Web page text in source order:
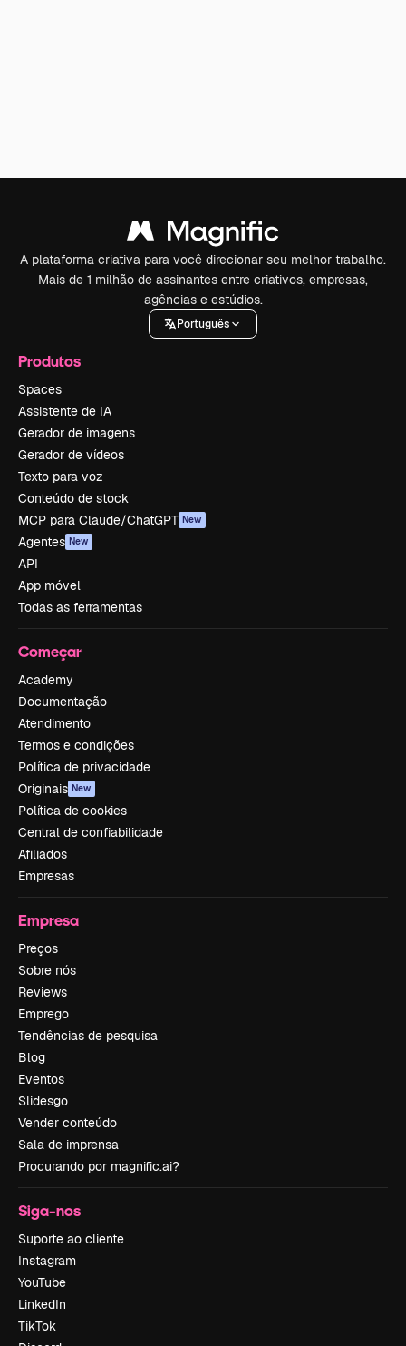
A plataforma criativa para você direcionar seu melhor trabalho.
Mais de 1 milhão de assinantes entre criativos, empresas,
agências e estúdios.
Português
Produtos
Spaces
Assistente de IA
Gerador de imagens
Gerador de vídeos
Texto para voz
Conteúdo de stock
MCP para Claude/ChatGPT New
Agentes New
API
App móvel
Todas as ferramentas
Começar
Academy
Documentação
Atendimento
Termos e condições
Política de privacidade
Originais New
Política de cookies
Central de confiabilidade
Afiliados
Empresas
Empresa
Preços
Sobre nós
Reviews
Emprego
Tendências de pesquisa
Blog
Eventos
Slidesgo
Vender conteúdo
Sala de imprensa
Procurando por magnific.ai?
Siga-nos
Suporte ao cliente
Instagram
YouTube
LinkedIn
TikTok